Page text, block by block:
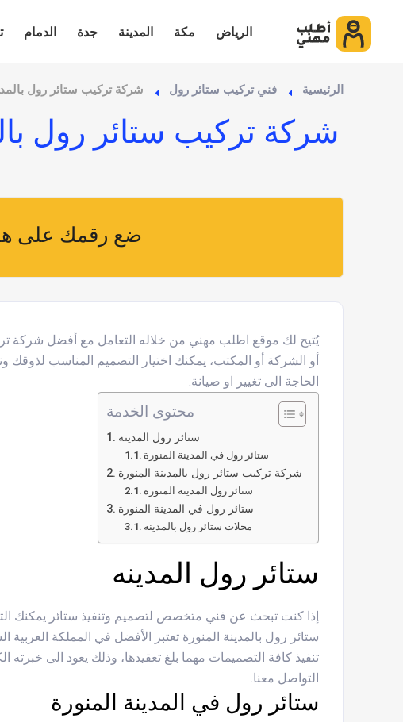
الرياض مكة المدينة جدة الدمام
الرئيسية فني تركيب ستائر رول شركة تركيب ستائر رول
شركة تركيب ستائر رول
ضع رقمك على
يُتيح لك موقع اطلب مهني من خلاله التعامل مع أفضل شركة
أو الشركة أو المكتب، يمكنك اختيار التصميم المناسب
الحاجة الى تغيير او صيانة.
محتوى الخدمة
ستائر رول المدينه
ستائر رول في المدينة المنورة
شركة تركيب ستائر رول بالمدينة المنورة
ستائر رول المدينه المنوره
ستائر رول في المدينة المنورة
محلات ستائر رول بالمدينه
ستائر رول المدينه
إذا كنت تبحث عن فني متخصص لتصميم وتنفيذ ستائر يمكنك
ستائر رول بالمدينة المنورة تعتبر الأفضل في المملكة
تنفيذ كافة التصميمات مهما بلغ تعقيدها، وذلك يعود الى
التواصل معنا.
ستائر رول في المدينة المنورة